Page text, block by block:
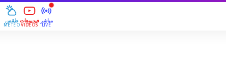
طقس
MÉTÉO
فيديوهات
VIDÉOS
مباشر
LIVE